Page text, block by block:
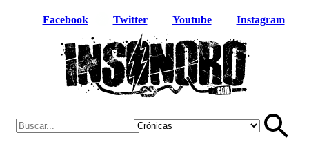
Facebook Twitter Youtube Instagram